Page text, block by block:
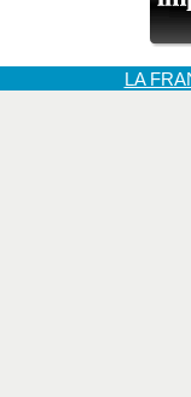
LA